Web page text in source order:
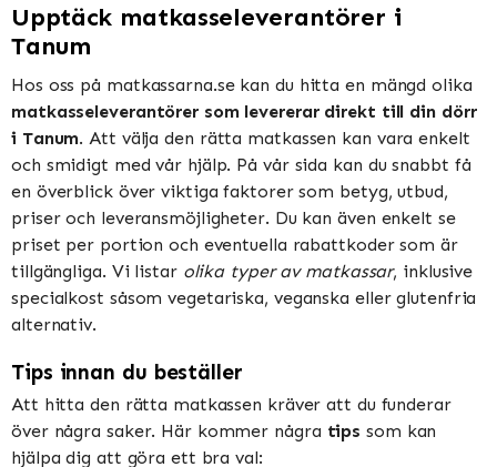
Upptäck matkasseleverantörer i
Tanum
Hos oss på matkassarna.se kan du hitta en mängd olika
matkasseleverantörer som levererar direkt till din dörr
i Tanum. Att välja den rätta matkassen kan vara enkelt
och smidigt med vår hjälp. På vår sida kan du snabbt få
en överblick över viktiga faktorer som betyg, utbud,
priser och leveransmöjligheter. Du kan även enkelt se
priset per portion och eventuella rabattkoder som är
tillgängliga. Vi listar olika typer av matkassar, inklusive
specialkost såsom vegetariska, veganska eller glutenfria
alternativ.
Tips innan du beställer
Att hitta den rätta matkassen kräver att du funderar
över några saker. Här kommer några tips som kan
hjälpa dig att göra ett bra val: